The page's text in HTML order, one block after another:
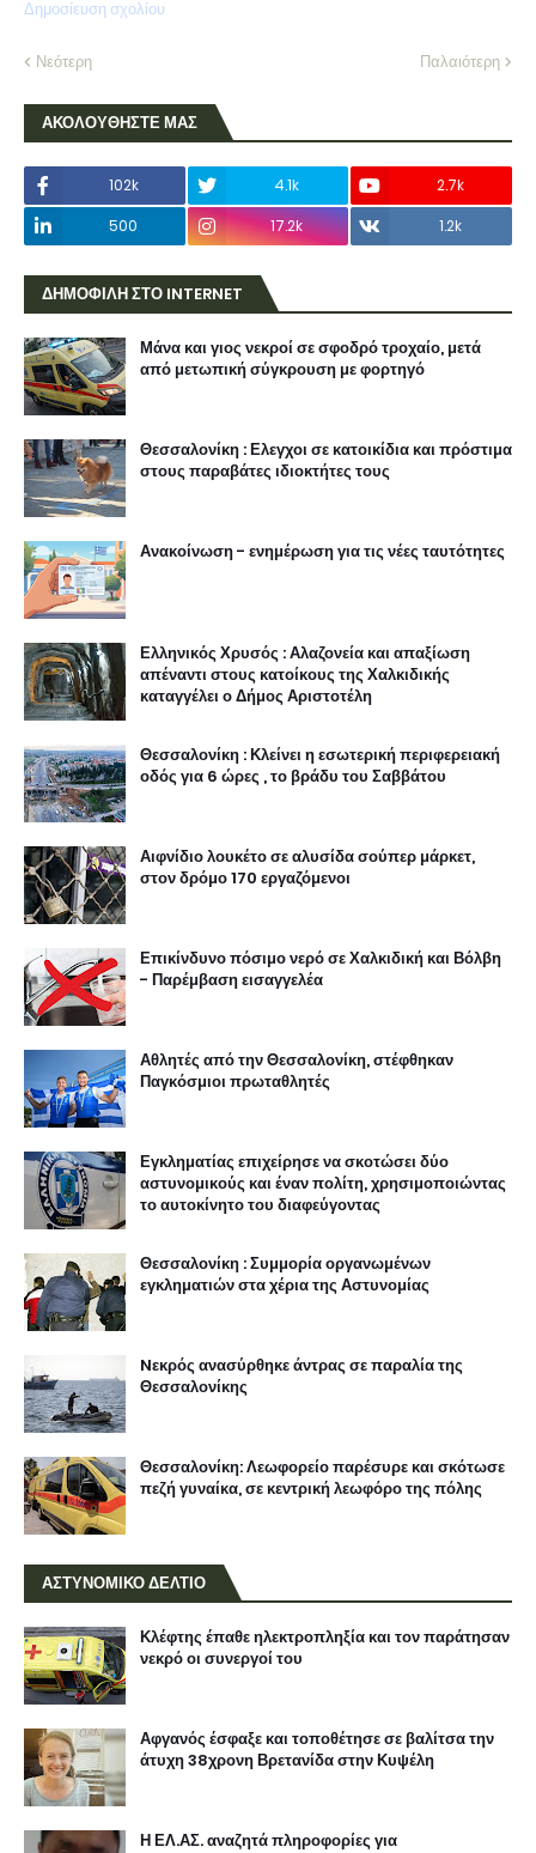
Δημοσίευση σχολίου
Νεότερη Παλαιότερη
ΑΚΟΛΟΥΘΗΣΤΕ ΜΑΣ
102k 4.1k
2.7k
500
17.2k 1.2k
ΔΗΜΟΦΙΛΗ ΣΤΟ INTERNET
Μάνα και γιος νεκροί σε σφοδρό τροχαίο, μετά
από μετωπική σύγκρουση με φορτηγό
Θεσσαλονίκη : Ελεγχοι σε κατοικίδια και πρόστιμα
στους παραβάτες ιδιοκτήτες τους
Ανακοίνωση - ενημέρωση για τις νέες ταυτότητες
Ελληνικός Χρυσός : Αλαζονεία και απαξίωση
απέναντι στους κατοίκους της Χαλκιδικής
καταγγέλει ο Δήμος Αριστοτέλη
Θεσσαλονίκη : Κλείνει η εσωτερική περιφερειακή
οδός για 6 ώρες , το βράδυ του Σαββάτου
Αιφνίδιο λουκέτο σε αλυσίδα σούπερ μάρκετ,
στον δρόμο 170 εργαζόμενοι
Επικίνδυνο πόσιμο νερό σε Χαλκιδική και Βόλβη
- Παρέμβαση εισαγγελέα
Αθλητές από την Θεσσαλονίκη, στέφθηκαν
Παγκόσμιοι πρωταθλητές
Εγκληματίας επιχείρησε να σκοτώσει δύο
αστυνομικούς και έναν πολίτη, χρησιμοποιώντας
το αυτοκίνητο του διαφεύγοντας
Θεσσαλονίκη : Συμμορία οργανωμένων
εγκληματιών στα χέρια της Αστυνομίας
Nεκρός ανασύρθηκε άντρας σε παραλία της
Θεσσαλονίκης
Θεσσαλονίκη: Λεωφορείο παρέσυρε και σκότωσε
πεζή γυναίκα, σε κεντρική λεωφόρο της πόλης
ΑΣΤΥΝΟΜΙΚΟ ΔΕΛΤΙΟ
Κλέφτης έπαθε ηλεκτροπληξία και τον παράτησαν
νεκρό οι συνεργοί του
Αφγανός έσφαξε και τοποθέτησε σε βαλίτσα την
άτυχη 38χρονη Βρετανίδα στην Κυψέλη
Η ΕΛ.ΑΣ. αναζητά πληροφορίες για